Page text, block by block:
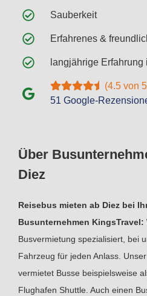
Über
Diez
Reisebus mieten ab Diez bei
Busunternehmen KingsTravel:
Busvermietung spezialisiert, bei
Fahrzeug für jeden Anlass.
vermietet Busse beispielsweise
Flughafen Shuttle. Auch einen
Sauberkeit
Erfahrenes &
langjährige
(4.5 von
51 Google-